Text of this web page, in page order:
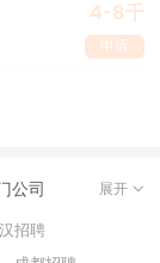
4-8千
申请
公司
招聘
展开